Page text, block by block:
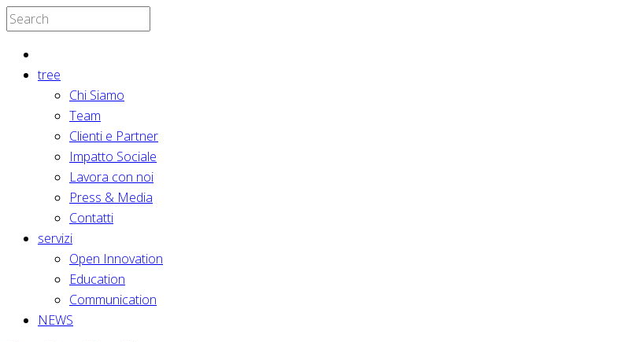
tree
Chi Siamo
Team
Clienti e Partner
Impatto Sociale
Lavora con noi
Press & Media
Contatti
servizi
Open Innovation
Education
Communication
NEWS